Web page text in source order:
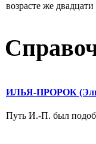
возрасте же двадцати
ИЛЬЯ-ПРОРОК
Путь И.-П. был